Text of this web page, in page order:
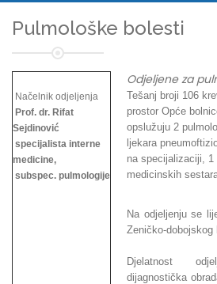
Pulmološke bolesti
Načelnik odjeljenja
Prof. dr. Rifat
Sejdinović
specijalista interne
medicine,
subspec. pulmologije
Odjeljene za
Tešanj broji 106
prostor Opće
opslužuju 2
ljekara
na specijalizaciji,
medicinskih
Na odjeljenju se
Zeničko-dobojskog
Djelatnost
dijagnostička